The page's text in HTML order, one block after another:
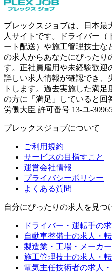
プレックスジョブは、日本
人サイトです。ドライバー
ート配送）や施工管理技士な
の求人からあなたにぴったり
す。正社員雇用や未経験歓迎
詳しい求人情報が確認でき、
トします。過去実施した満
の方に「満足」していると回
労働大臣 許可番号 13-ユ-
プレックスジョブについて
ご利用規約
サービスの目指すこと
運営会社情報
プライバシーポリシー
よくある質問
自分にぴったりの求人を見つ
ドライバー・運転手の
自動車整備士の求人・
製造業・工場・メーカ
施工管理技士の求人・
電気主任技術者の求人